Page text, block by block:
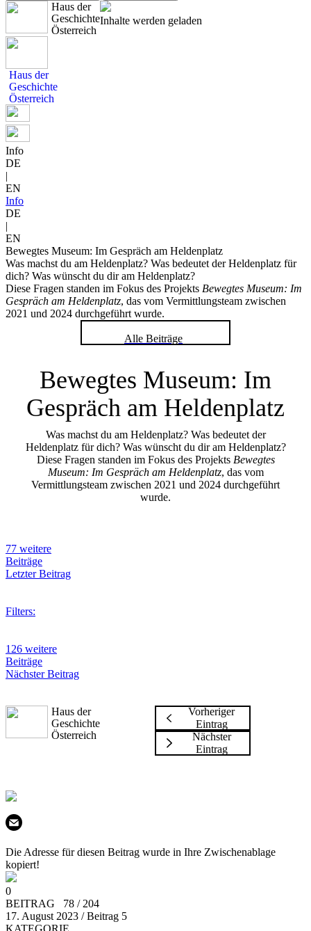
Haus der
Geschichte
Österreich
Inhalte werden geladen
Haus der
Geschichte
Österreich
Info
DE
|
EN
Info
DE
|
EN
Bewegtes Museum: Im Gespräch am Heldenplatz
Was machst du am Heldenplatz? Was bedeutet der Heldenplatz für
dich? Was wünscht du dir am Heldenplatz?
Diese Fragen standen im Fokus des Projekts Bewegtes Museum: Im
Gespräch am Heldenplatz, das vom Vermittlungsteam zwischen
2021 und 2024 durchgeführt wurde.
Alle Beiträge
Bewegtes Museum: Im
Gespräch am Heldenplatz
Was machst du am Heldenplatz? Was bedeutet der
Heldenplatz für dich? Was wünscht du dir am Heldenplatz?
Diese Fragen standen im Fokus des Projekts Bewegtes
Museum: Im Gespräch am Heldenplatz, das vom
Vermittlungsteam zwischen 2021 und 2024 durchgeführt
wurde.
77 weitere
Beiträge
Letzter Beitrag
Filters:
126 weitere
Beiträge
Nächster Beitrag
Haus der
Geschichte
Österreich
Vorheriger
Eintrag
Nächster
Eintrag
Die Adresse für diesen Beitrag wurde in Ihre Zwischenablage
kopiert!
0
BEITRAG 78 / 204
17. August 2023 / Beitrag 5
KATEGORIE